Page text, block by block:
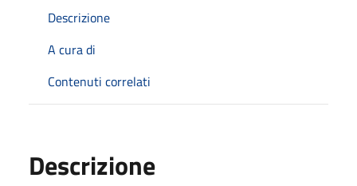
Descrizione
A cura di
Contenuti correlati
Descrizione